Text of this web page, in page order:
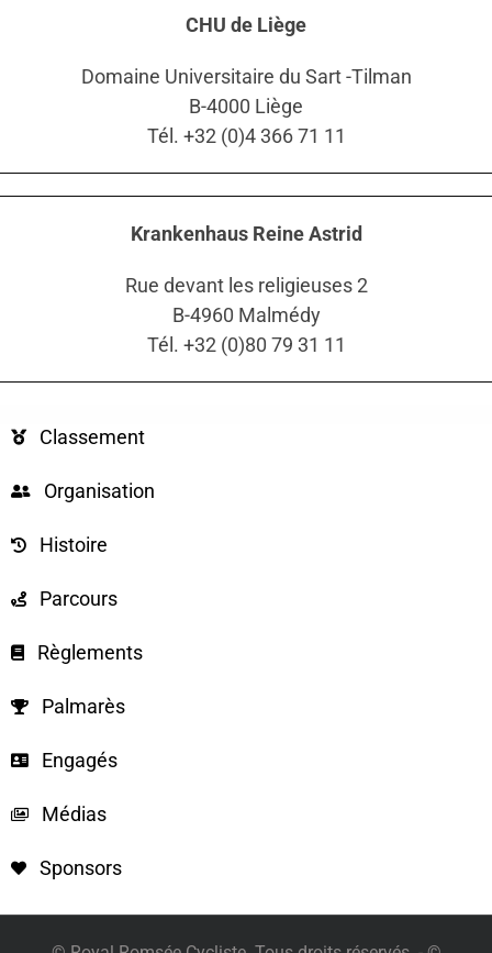
CHU de Liège
Domaine Universitaire du Sart -Tilman
B-4000 Liège
Tél. +32 (0)4 366 71 11
Krankenhaus Reine Astrid
Rue devant les religieuses 2
B-4960 Malmédy
Tél. +32 (0)80 79 31 11
Classement
Organisation
Histoire
Parcours
Règlements
Palmarès
Engagés
Médias
Sponsors